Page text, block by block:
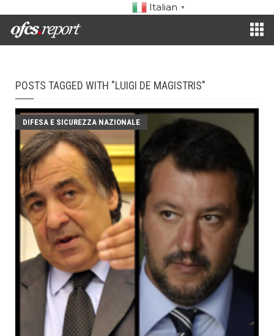
Italian ▼
POSTS TAGGED WITH "LUIGI DE MAGISTRIS"
DIFESA E SICUREZZA NAZIONALE